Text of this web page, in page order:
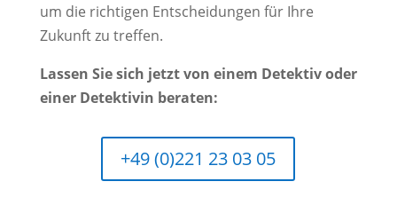
um die richtigen Entscheidungen für Ihre
Zukunft zu treffen.
Lassen Sie sich jetzt von einem Detektiv oder
einer Detektivin beraten:
+49 (0)221 23 03 05